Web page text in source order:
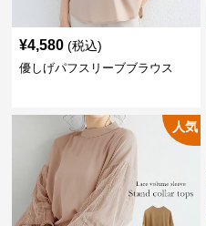
¥4,580 (税込)
優しげパフスリーブブラウス
人気